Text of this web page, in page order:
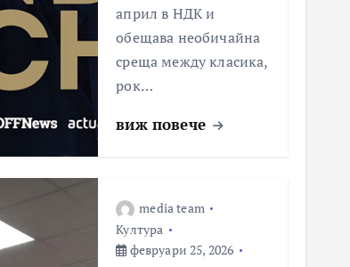
април в НДК и
обещава необичайна
среща между класика,
рок…
виж повече
media team
Култура
февруари 25, 2026